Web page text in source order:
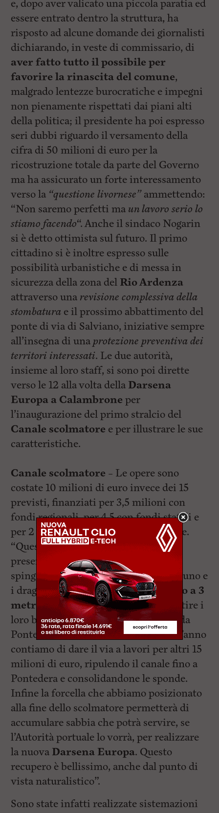
e, dopo aver valicato una piccola paratia ed
essere entrato dentro la struttura, ha
risposto ad alcune domande dei giornalisti
dichiarando, in veste di commissario, di
aver fatto tutto il possibile per
favorire la rinascita del comune,
malgrado lentezze burocratiche e impegni
non pienamente rispettati dai piani alti
della politica; il presidente ha poi espresso
seri dubbi riguardo il versamento della
cifra di 50 milioni di euro per la
ricostruzione totale da parte del Governo
ma ha assicurato un forte interessamento
verso la “questione livornese”ammettendo:
“Non saremo perfetti ma un lavoro serio lo
stiamo facendo“. Anche il sindaco Nogarin
si è detto ottimista sul futuro. Il primo
cittadino si è inoltre espresso sulle
possibilità urbanistiche e di messa in
sicurezza della zona del Rio Ardenza
attraverso una revisione complessiva della
stombatura e il prossimo abbattimento del
ponte di via di Salviano, iniziative sempre
all’insegna di unaprotezione preventiva dei
territori interessati. Le due autorità,
insieme al loro staff, si sono poi dirette
verso le 12 alla volta della Darsena
Europa a Calambrone per
l’inaugurazione del primo stralcio del
Canale scolmatore e per illustrare le sue
caratteristiche.
Canale scolmatore – Le opere sono
costate 10 milioni di euro invece dei 15
previsti, finanziati per 3,5 milioni con
fondi regionali, per 4,5 con fondi statali e
per 2 con risorse dell’Autorità portuale.
“Queste opere – ha spiegato Rossi
presentando i due moli foranei che si
spingono in mare per 600 metri ciascuno e
i dragaggi che hannoportato il fondo a 3
metri in tutta la foce– faranno sentire i
loro benefici effetti in tutta la piana, da
Pontedera a Pisa. Ed entro la fine dell’anno
contiamo di dare il via a lavori per altri 15
milioni di euro, ripulendo il canale fino a
Pontedera e consolidandone le sponde.
Infine la forcella che abbiamo posizionato
alla fine dello scolmatore permetterà di
accumulare sabbia che potrà servire, se
l’Autorità portuale lo vorrà, per realizzare
la nuova Darsena Europa. Questo
recupero è bellissimo, anche dal punto di
vista naturalistico”.
Sono state infatti realizzate sistemazioni